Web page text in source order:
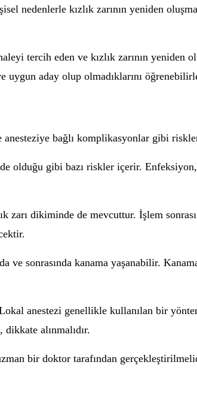
nedenlerle kızlık zarının yeniden
tercih eden ve kızlık zarının yeniden
aday olup olmadıklarını
bağlı komplikasyonlar gibi
olduğu gibi bazı riskler içerir.
dikiminde de mevcuttur. İşlem
ve sonrasında kanama yaşanabilir.
anestezi genellikle kullanılan bir
alınmalıdır.
bir doktor tarafından